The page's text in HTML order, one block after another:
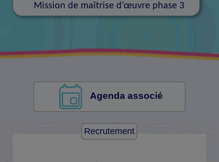
Mission de maîtrise d’œuvre phase 3
Agenda associé
Recrutement